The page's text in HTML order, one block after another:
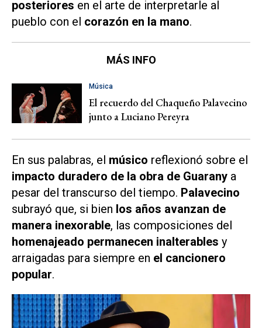
posteriores en el arte de interpretarle al
pueblo con el corazón en la mano.
MÁS INFO
Música
El recuerdo del Chaqueño Palavecino
junto a Luciano Pereyra
En sus palabras, el músico reflexionó sobre el
impacto duradero de la obra de Guarany a
pesar del transcurso del tiempo. Palavecino
subrayó que, si bien los años avanzan de
manera inexorable, las composiciones del
homenajeado permanecen inalterables y
arraigadas para siempre en el cancionero
popular.